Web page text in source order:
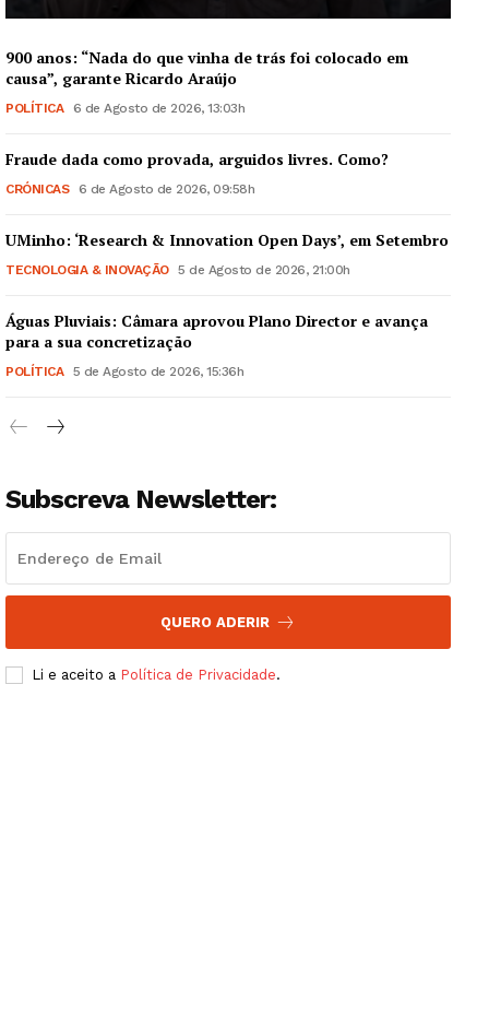
Guimarães, agora!
Institucional
Artigos
Edição Digital
900 anos: “Nada do que vinha de trás foi colocado em
causa”, garante Ricardo Araújo
POLÍTICA 6 de Agosto de 2026, 13:03h
Fraude dada como provada, arguidos livres. Como?
CRÓNICAS 6 de Agosto de 2026, 09:58h
UMinho: ‘Research & Innovation Open Days’, em Setembro
TECNOLOGIA & INOVAÇÃO 5 de Agosto de 2026, 21:00h
Águas Pluviais: Câmara aprovou Plano Director e avança
para a sua concretização
POLÍTICA 5 de Agosto de 2026, 15:36h
Subscreva Newsletter:
QUERO ADERIR
Li e aceito a Política de Privacidade.